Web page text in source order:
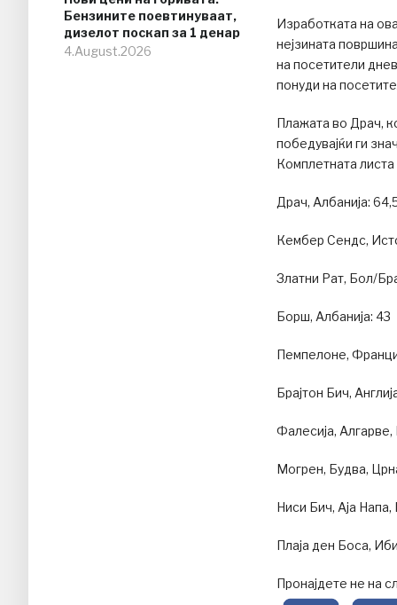
Бензините поевтинуваат,
дизелот поскап за 1 денар
4.August.2026
Изработката на
нејзината
на посетители
понуди на
Плажата во Драч,
победувајќи ги
Комплетната
Драч, Албанија:
Кембер Сендс,
Златни Рат, Бол/
Борш, Албанија: 43
Пемпелоне,
Брајтон Бич,
Фалесија, Алгарве,
Могрен, Будва,
Ниси Бич, Аја Напа,
Плаја ден Боса,
Пронајдете не на